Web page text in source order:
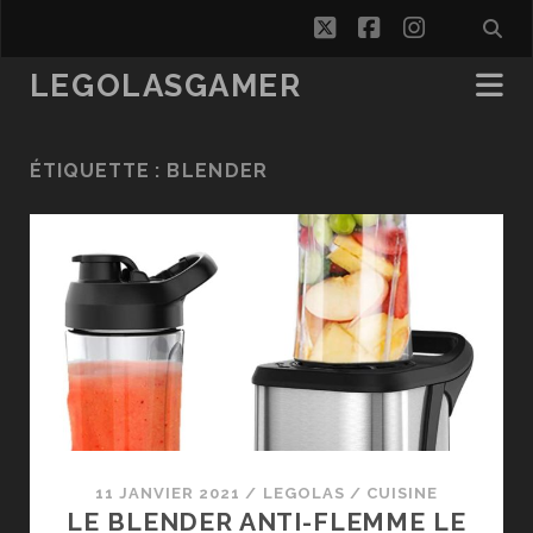
twitterfacebook
LEGOLASGAMER
ÉTIQUETTE : BLENDER
11 JANVIER 2021 / LEGOLAS / CUISINE
LE BLENDER ANTI-FLEMME LE